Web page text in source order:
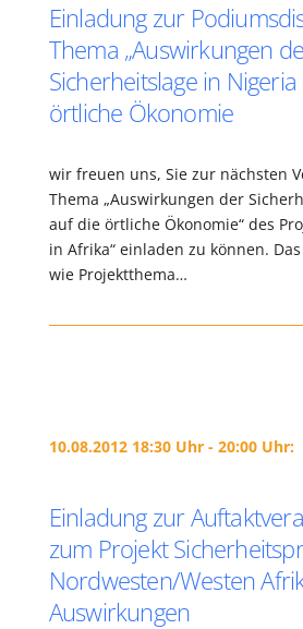
Einladung zur
Thema „Auswirkungen
Sicherheitslage in
örtliche Ökonomie
wir freuen uns, Sie zur nächsten
Thema „Auswirkungen der
auf die örtliche Ökonomie“ des
in Afrika“ einladen zu können.
wie Projektthema…
10.08.2012 18:30 Uhr - 20:00 Uhr:
Einladung zur
zum Projekt
Nordwesten/Westen
Auswirkungen